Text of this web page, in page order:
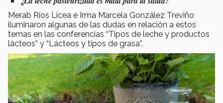
Merab Ríos Licea e Irma Marcela González Treviño
iluminaron algunas de las dudas en relación a estos
temas en las conferencias “Tipos de leche y productos
lácteos” y “Lácteos y tipos de grasa”.